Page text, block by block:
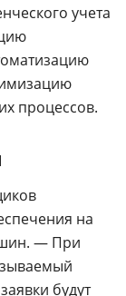
учета
процессов.
на
— При
будут